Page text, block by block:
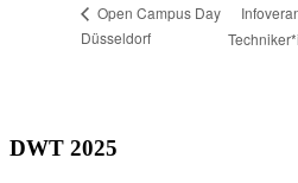
Open Campus Day
Düsseldorf
DWT 2025